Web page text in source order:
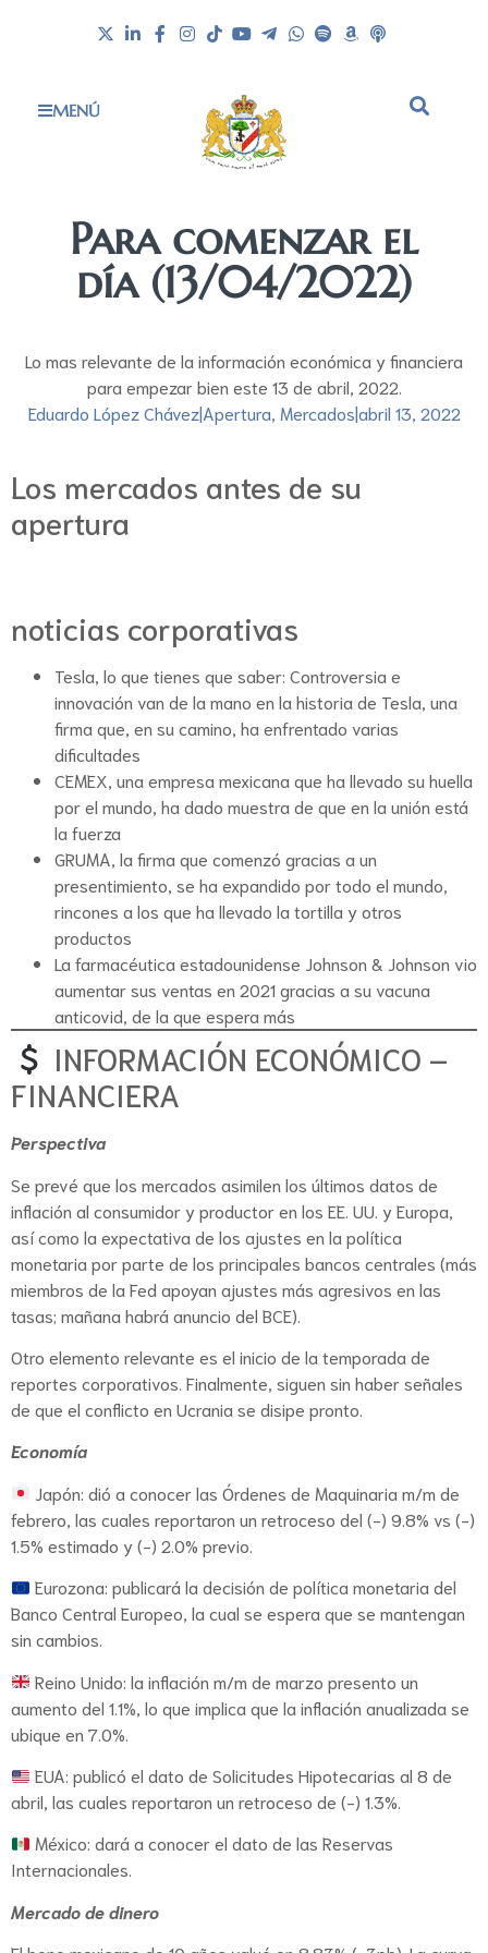
MENÚ
Para comenzar el
día (13/04/2022)
Lo mas relevante de la información económica y financiera
para empezar bien este 13 de abril, 2022.
Eduardo López Chávez|Apertura, Mercados|abril 13, 2022
Los mercados antes de su
apertura
noticias corporativas
Tesla, lo que tienes que saber: Controversia e
innovación van de la mano en la historia de Tesla, una
firma que, en su camino, ha enfrentado varias
dificultades
CEMEX, una empresa mexicana que ha llevado su huella
por el mundo, ha dado muestra de que en la unión está
la fuerza
GRUMA, la firma que comenzó gracias a un
presentimiento, se ha expandido por todo el mundo,
rincones a los que ha llevado la tortilla y otros
productos
La farmacéutica estadounidense Johnson & Johnson vio
aumentar sus ventas en 2021 gracias a su vacuna
anticovid, de la que espera más
INFORMACIÓN ECONÓMICO –
FINANCIERA
Perspectiva
Se prevé que los mercados asimilen los últimos datos de
inflación al consumidor y productor en los EE. UU. y Europa,
así como la expectativa de los ajustes en la política
monetaria por parte de los principales bancos centrales (más
miembros de la Fed apoyan ajustes más agresivos en las
tasas; mañana habrá anuncio del BCE).
Otro elemento relevante es el inicio de la temporada de
reportes corporativos. Finalmente, siguen sin haber señales
de que el conflicto en Ucrania se disipe pronto.
Economía
Japón: dió a conocer las Órdenes de Maquinaria m/m de
febrero, las cuales reportaron un retroceso del (-) 9.8% vs (-)
1.5% estimado y (-) 2.0% previo.
Eurozona: publicará la decisión de política monetaria del
Banco Central Europeo, la cual se espera que se mantengan
sin cambios.
Reino Unido: la inflación m/m de marzo presento un
aumento del 1.1%, lo que implica que la inflación anualizada se
ubique en 7.0%.
EUA: publicó el dato de Solicitudes Hipotecarias al 8 de
abril, las cuales reportaron un retroceso de (-) 1.3%.
México: dará a conocer el dato de las Reservas
Internacionales.
Mercado de dinero